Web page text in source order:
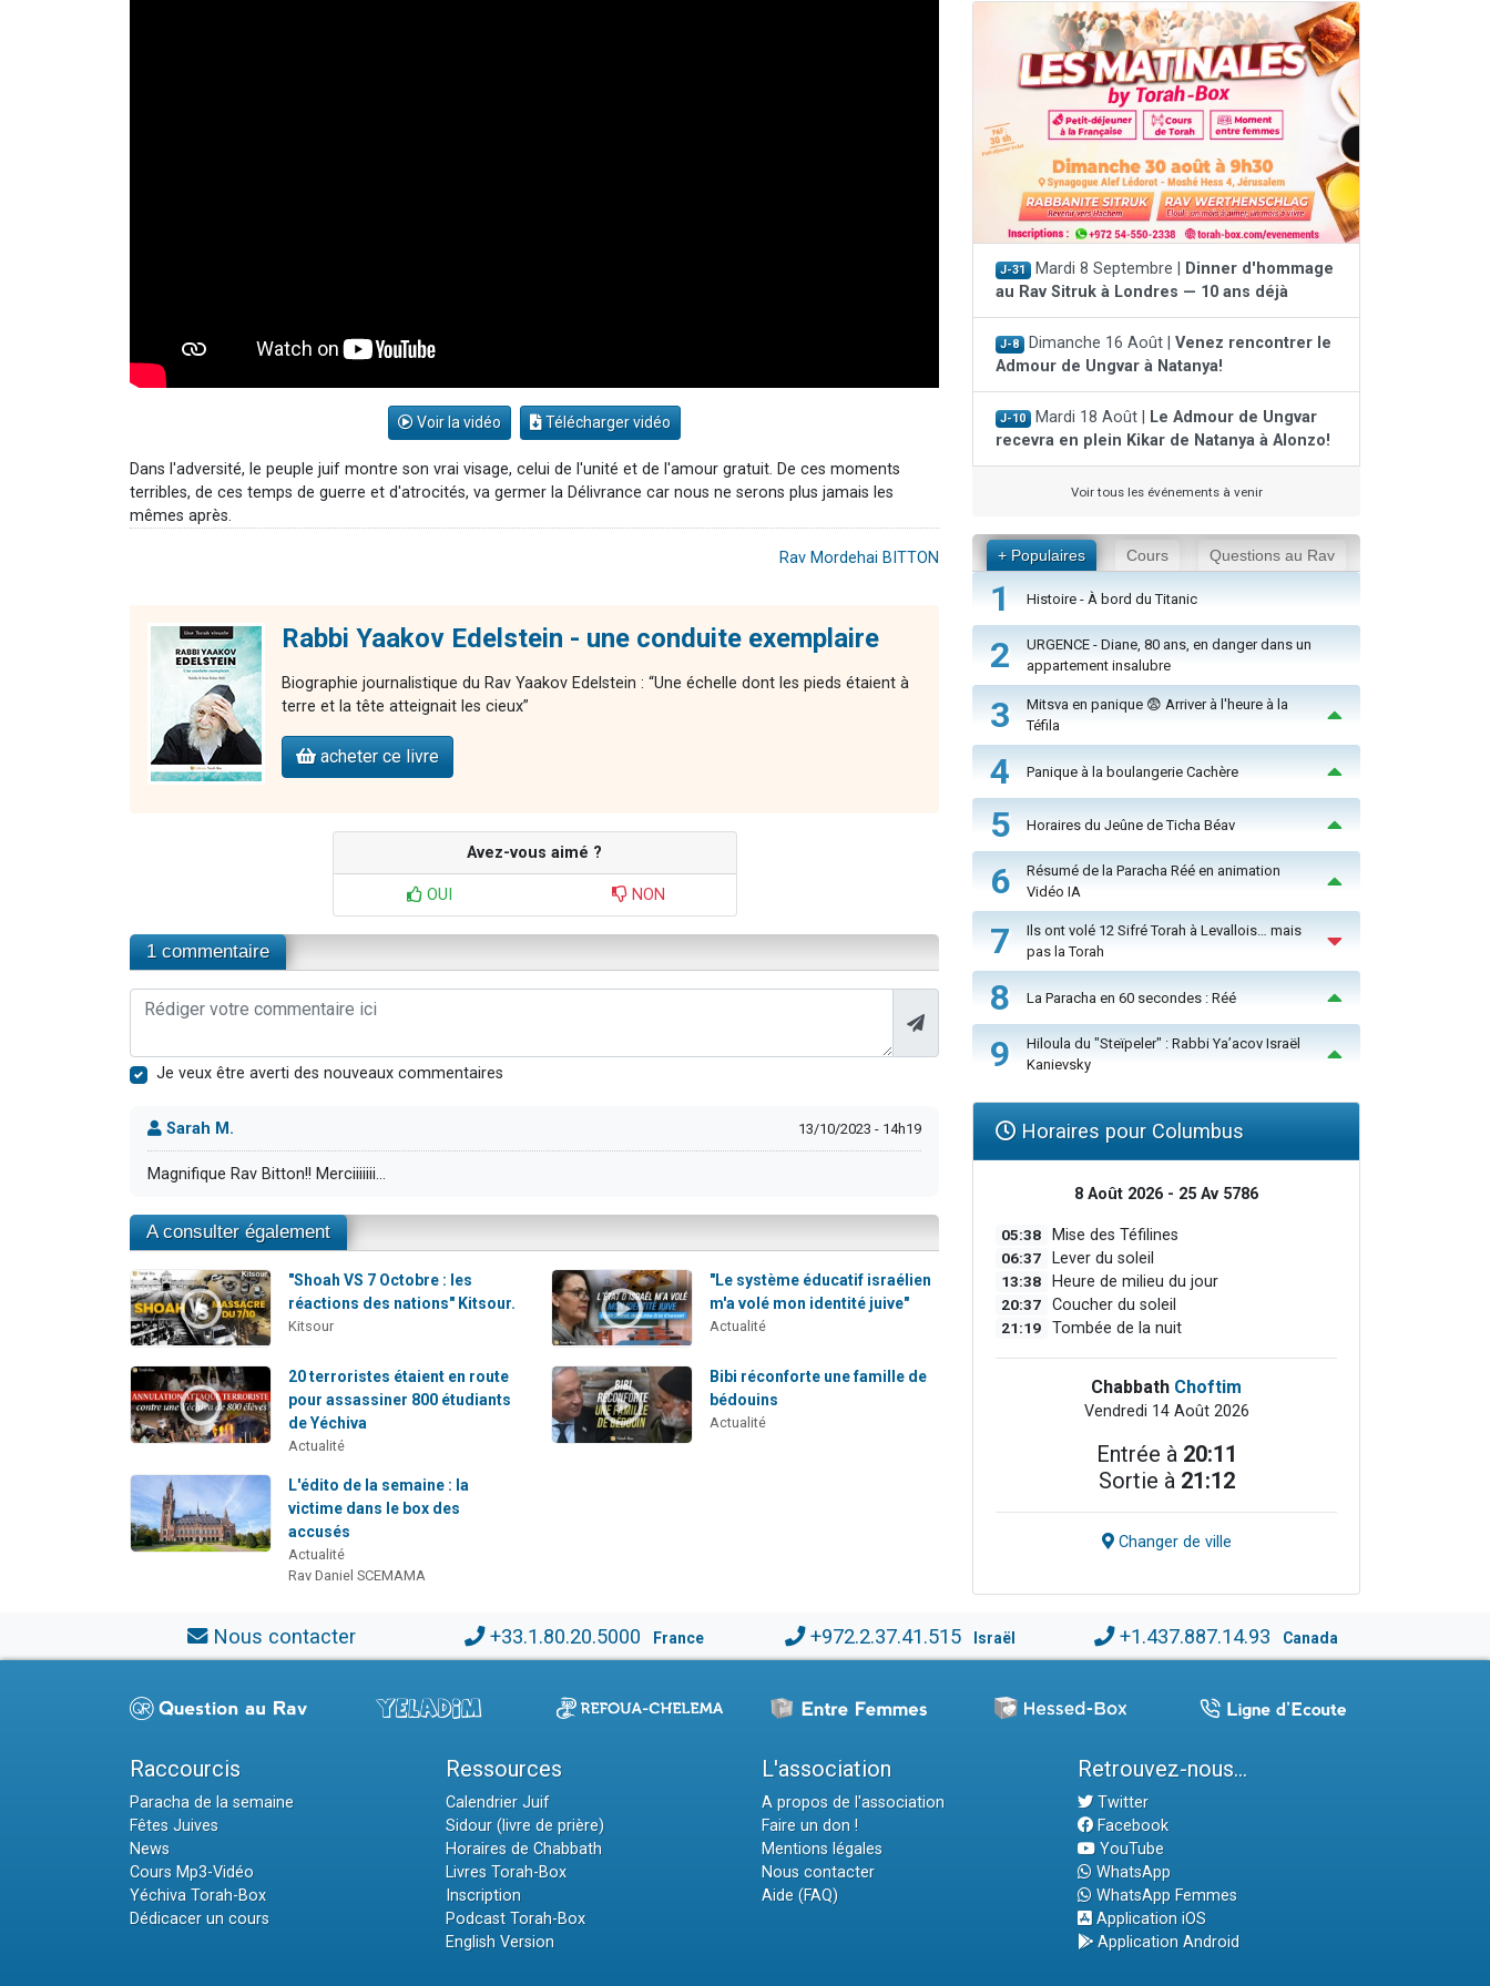
Voir la vidéo Télécharger vidéo
Dans l'adversité, le peuple juif montre son vrai visage, celui de l'unité et de l'amour gratuit. De ces moments
terribles, de ces temps de guerre et d'atrocités, va germer la Délivrance car nous ne serons plus jamais les
mêmes après.
Rav Mordehai BITTON
Rabbi Yaakov Edelstein - une conduite exemplaire
Biographie journalistique du Rav Yaakov Edelstein : “Une échelle dont les pieds étaient à
terre et la tête atteignait les cieux”
acheter ce livre
Avez-vous aimé ?
OUI NON
1 commentaire
Je veux être averti des nouveaux commentaires
Sarah M. 13/10/2023 - 14h19
Magnifique Rav Bitton!! Merciiiiiii...
A consulter également
"Shoah VS 7 Octobre : les
réactions des nations" Kitsour.
Kitsour
"Le système éducatif israélien
m'a volé mon identité juive"
Actualité
20 terroristes étaient en route
pour assassiner 800 étudiants
de Yéchiva
Actualité
Bibi réconforte une famille de
bédouins
Actualité
L'édito de la semaine : la
victime dans le box des
accusés
Actualité
Rav Daniel SCEMAMA
J-31 Mardi 8 Septembre |
Dinner d'hommage
au Rav Sitruk à Londres — 10 ans déjà
J-8 Dimanche 16 Août | Venez rencontrer le
Admour de Ungvar à Natanya!
J-10 Mardi 18 Août |
Le Admour de Ungvar
recevra en plein Kikar de Natanya à Alonzo!
Voir tous les événements à venir
+ Populaires Cours Questions au Rav
1 Histoire - À bord du Titanic
2
URGENCE - Diane, 80 ans, en danger dans un
appartement insalubre
3
Mitsva en panique 😨 Arriver à l'heure à la
Téfila
4 Panique à la boulangerie Cachère
5 Horaires du Jeûne de Ticha Béav
6
Résumé de la Paracha Réé en animation
Vidéo IA
7
Ils ont volé 12 Sifré Torah à Levallois… mais
pas la Torah
8 La Paracha en 60 secondes : Réé
9
Hiloula du "Steïpeler" : Rabbi Ya’acov Israël
Kanievsky
Horaires pour Columbus
8 Août 2026 - 25 Av 5786
05:38 Mise des Téfilines
06:37 Lever du soleil
13:38 Heure de milieu du jour
20:37 Coucher du soleil
21:19 Tombée de la nuit
Chabbath Choftim
Vendredi 14 Août 2026
Entrée à 20:11
Sortie à 21:12
Changer de ville
Nous contacter +33.1.80.20.5000 France +972.2.37.41.515 Israël +1.437.887.14.93 Canada
Raccourcis
Paracha de la semaine
Fêtes Juives
News
Cours Mp3-Vidéo
Yéchiva Torah-Box
Dédicacer un cours
Ressources
Calendrier Juif
Sidour (livre de prière)
Horaires de Chabbath
Livres Torah-Box
Inscription
Podcast Torah-Box
English Version
L'association
A propos de l'association
Faire un don !
Mentions légales
Nous contacter
Aide (FAQ)
Retrouvez-nous...
Twitter
Facebook
YouTube
WhatsApp
WhatsApp Femmes
Application iOS
Application Android